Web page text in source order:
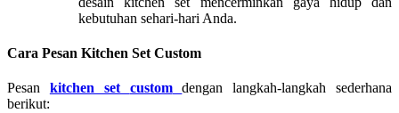
kebutuhan sehari-hari Anda.
Cara Pesan Kitchen Set Custom
Pesan kitchen set custom
dengan langkah-langkah sederhana
berikut: